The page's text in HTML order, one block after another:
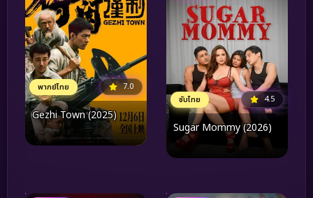
พากย์ไทย 7.0
Gezhi Town (2025)
ซับไทย 4.5
Sugar Mommy (2026)